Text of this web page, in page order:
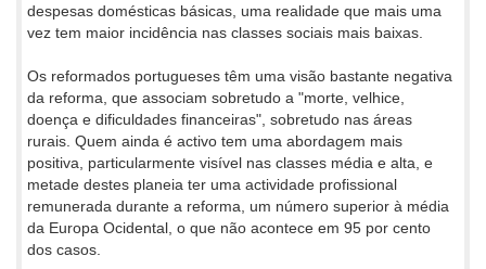
despesas domésticas básicas, uma realidade que mais uma
vez tem maior incidência nas classes sociais mais baixas.
Os reformados portugueses têm uma visão bastante negativa
da reforma, que associam sobretudo a "morte, velhice,
doença e dificuldades financeiras", sobretudo nas áreas
rurais. Quem ainda é activo tem uma abordagem mais
positiva, particularmente visível nas classes média e alta, e
metade destes planeia ter uma actividade profissional
remunerada durante a reforma, um número superior à média
da Europa Ocidental, o que não acontece em 95 por cento
dos casos.